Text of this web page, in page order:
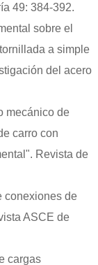
49: 384-392.
sobre el
a simple
del acero
mecánico de
carro con
Revista de
conexiones de
ASCE de
cargas